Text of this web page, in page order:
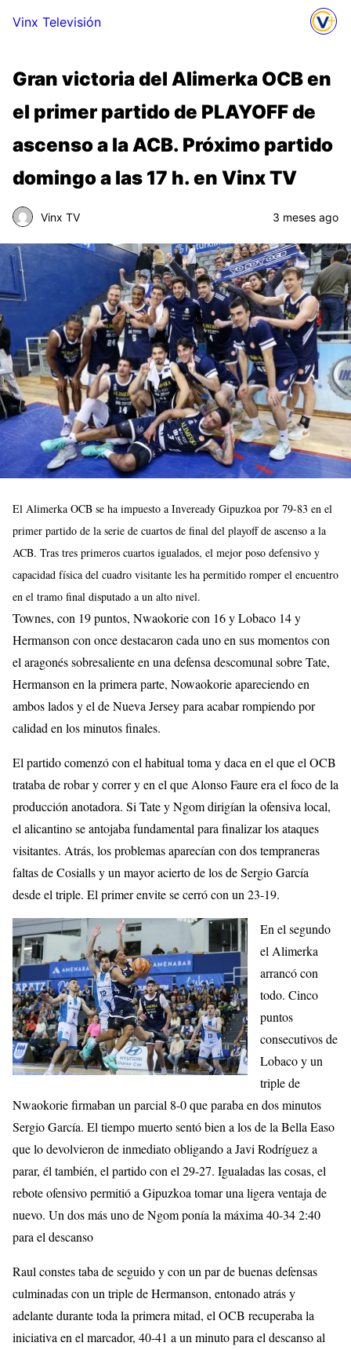
Vinx Televisión
Gran victoria del Alimerka OCB en
el primer partido de PLAYOFF de
ascenso a la ACB. Próximo partido
domingo a las 17 h. en Vinx TV
Vinx TV 3 meses ago
El Alimerka OCB se ha impuesto a Inveready Gipuzkoa por 79-83 en el
primer partido de la serie de cuartos de final del playoff de ascenso a la
ACB. Tras tres primeros cuartos igualados, el mejor poso defensivo y
capacidad física del cuadro visitante les ha permitido romper el encuentro
en el tramo final disputado a un alto nivel.
Townes, con 19 puntos, Nwaokorie con 16 y Lobaco 14 y
Hermanson con once destacaron cada uno en sus momentos con
el aragonés sobresaliente en una defensa descomunal sobre Tate,
Hermanson en la primera parte, Nowaokorie apareciendo en
ambos lados y el de Nueva Jersey para acabar rompiendo por
calidad en los minutos finales.
El partido comenzó con el habitual toma y daca en el que el OCB
trataba de robar y correr y en el que Alonso Faure era el foco de la
producción anotadora. Si Tate y Ngom dirigían la ofensiva local,
el alicantino se antojaba fundamental para finalizar los ataques
visitantes. Atrás, los problemas aparecían con dos tempraneras
faltas de Cosialls y un mayor acierto de los de Sergio García
desde el triple. El primer envite se cerró con un 23-19.
En el segundo
el Alimerka
arrancó con
todo. Cinco
puntos
consecutivos de
Lobaco y un
triple de
Nwaokorie firmaban un parcial 8-0 que paraba en dos minutos
Sergio García. El tiempo muerto sentó bien a los de la Bella Easo
que lo devolvieron de inmediato obligando a Javi Rodríguez a
parar, él también, el partido con el 29-27. Igualadas las cosas, el
rebote ofensivo permitió a Gipuzkoa tomar una ligera ventaja de
nuevo. Un dos más uno de Ngom ponía la máxima 40-34 2:40
para el descanso
Raul constes taba de seguido y con un par de buenas defensas
culminadas con un triple de Hermanson, entonado atrás y
adelante durante toda la primera mitad, el OCB recuperaba la
iniciativa en el marcador, 40-41 a un minuto para el descanso al